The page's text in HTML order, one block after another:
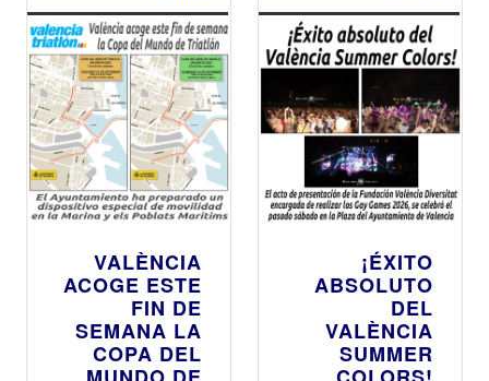
VALÈNCIA
ACOGE ESTE
FIN DE
SEMANA LA
COPA DEL
¡ÉXITO
ABSOLUTO
DEL
VALÈNCIA
SUMMER